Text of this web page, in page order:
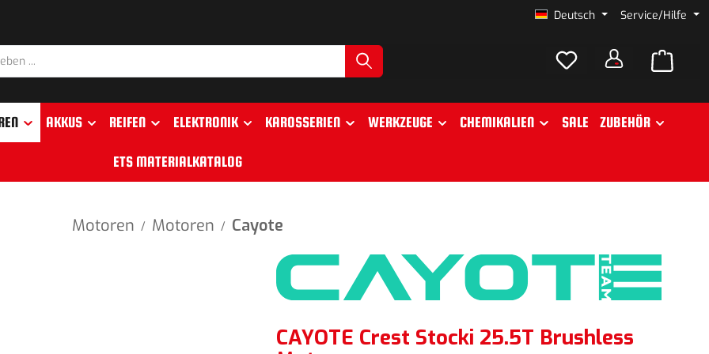
Deutsch Service/Hilfe
AKKUS REIFEN ELEKTRONIK KAROSSERIEN WERKZEUGE CHEMIKALIEN SALE ZUBEHÖR
ETS MATERIALKATALOG
Motoren / Motoren / Cayote
CAYOTE Crest Stocki 25.5T Brushless